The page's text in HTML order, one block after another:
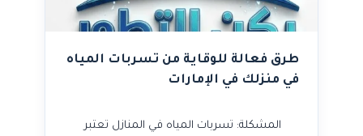
طرق فعالة للوقاية من تسربات المياه
في منزلك في الإمارات
المشكلة: تسربات المياه في المنازل تعتبر